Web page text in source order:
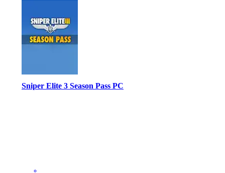
Sniper Elite 3 Season Pass PC